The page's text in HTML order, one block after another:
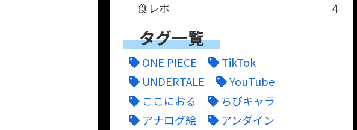
食レポ
4
タグ一覧
ONE PIECE
TikTok
UNDERTALE
YouTube
ここにおる
ちびキャラ
アナログ絵
アンダイン